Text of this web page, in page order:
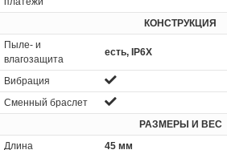
КОНСТРУКЦИЯ
Пыле- и
влагозащита
есть, IP6X
Вибрация
Сменный браслет
РАЗМЕРЫ И ВЕС
Длина
45 мм